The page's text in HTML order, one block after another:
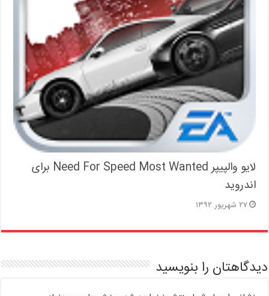
لایو والپیپر Need For Speed Most Wanted برای
اندروید
۲۷ شهریور ۱۳۹۲
دیدگاهتان را بنویسید